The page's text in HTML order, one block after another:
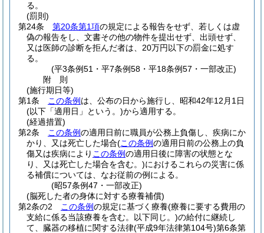
る。
(罰則)
第24条
第20条第1項の規定による報告をせず、若しくは虚
偽の報告をし、文書その他の物件を提出せず、出頭せず、
又は医師の診断を拒んだ者は、20万円以下の罰金に処す
る。
(平3条例51・平7条例58・平18条例57・一部改正)
附 則
(施行期日等)
第1条
この条例 は、公布の日から施行し、昭和42年12月1日
(以下「適用日」という。)から適用する。
(経過措置)
第2条
この条例の適用日前に職員が公務上負傷し、疾病にか
かり、又は死亡した場合(この条例の適用日前の公務上の負
傷又は疾病により この条例の適用日後に障害の状態とな
り、又は死亡した場合を含む。)におけるこれらの災害に係
る補償については、なお従前の例による。
(昭57条例47・一部改正)
(脳死した者の身体に対する療養補償)
第2条の2
この条例の規定に基づく療養(療養に要する費用の
支給に係る当該療養を含む。以下同じ。)の給付に継続し
て、臓器の移植に関する法律(平成9年法律第104号)第6条第